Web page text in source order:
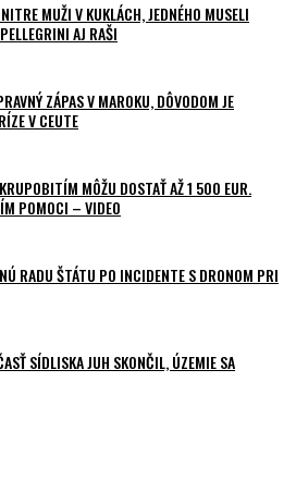
MUŽI V KUKLÁCH, JEDNÉHO MUSELI
AJ RAŠI
ZÁPAS V MAROKU, DÔVODOM JE
V CEUTE
MÔŽU DOSTAŤ AŽ 1 500 EUR.
POMOCI – VIDEO
RADU ŠTÁTU PO INCIDENTE S DRONOM PRI
SÍDLISKA JUH SKONČIL, ÚZEMIE SA